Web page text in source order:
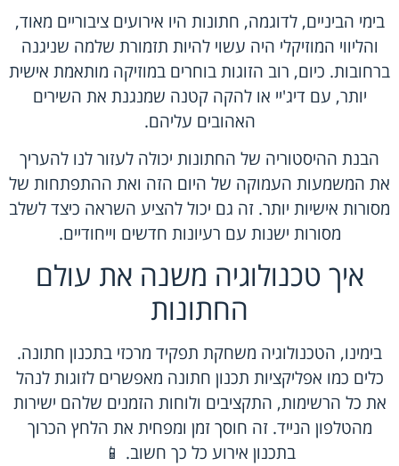
בימי הביניים, לדוגמה, חתונות היו אירועים ציבוריים מאוד,
והליווי המוזיקלי היה עשוי להיות תזמורת שלמה שניגנה
ברחובות. כיום, רוב הזוגות בוחרים במוזיקה מותאמת אישית
יותר, עם דיג'יי או להקה קטנה שמנגנת את השירים
האהובים עליהם.
הבנת ההיסטוריה של החתונות יכולה לעזור לנו להעריך
את המשמעות העמוקה של היום הזה ואת ההתפתחות של
מסורות אישיות יותר. זה גם יכול להציע השראה כיצד לשלב
מסורות ישנות עם רעיונות חדשים וייחודיים.
איך טכנולוגיה משנה את עולם
החתונות
בימינו, הטכנולוגיה משחקת תפקיד מרכזי בתכנון חתונה.
כלים כמו אפליקציות תכנון חתונה מאפשרים לזוגות לנהל
את כל הרשימות, התקציבים ולוחות הזמנים שלהם ישירות
מהטלפון הנייד. זה חוסך זמן ומפחית את הלחץ הכרוך
בתכנון אירוע כל כך חשוב. 📱